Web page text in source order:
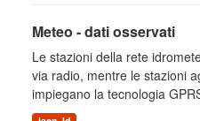
Meteo - dati osservati
Le stazioni della rete
via radio, mentre le stazioni
impiegano la tecnologia